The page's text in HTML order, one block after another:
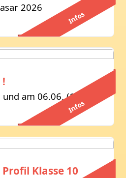
2026
Infos
am 06.06. (17:00)
Infos
Klasse 10